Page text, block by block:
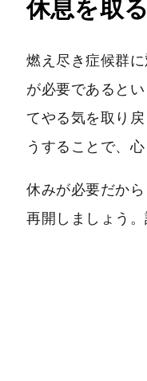
休息を取る
燃え尽き症候群
が必要であると
てやる気を取り
うすることで、
休みが必要だか
再開しましょう